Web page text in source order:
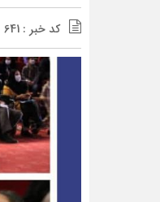
کد خبر : 641